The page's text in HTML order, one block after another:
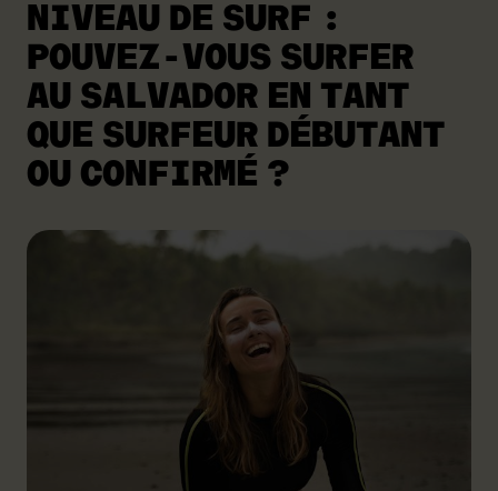
NIVEAU DE SURF :
POUVEZ-VOUS SURFER
AU SALVADOR EN TANT
QUE SURFEUR DÉBUTANT
OU CONFIRMÉ ?